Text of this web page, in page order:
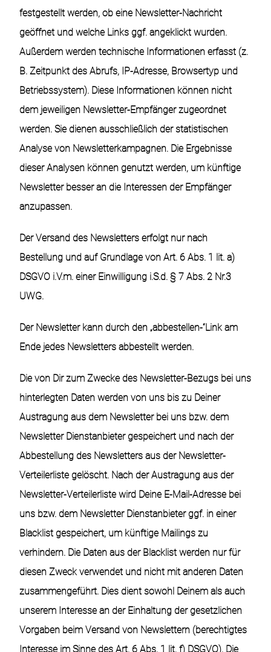
festgestellt werden, ob eine Newsletter-Nachricht
geöffnet und welche Links ggf. angeklickt wurden.
Außerdem werden technische Informationen erfasst (z.
B. Zeitpunkt des Abrufs, IP-Adresse, Browsertyp und
Betriebssystem). Diese Informationen können nicht
dem jeweiligen Newsletter-Empfänger zugeordnet
werden. Sie dienen ausschließlich der statistischen
Analyse von Newsletterkampagnen. Die Ergebnisse
dieser Analysen können genutzt werden, um künftige
Newsletter besser an die Interessen der Empfänger
anzupassen.
Der Versand des Newsletters erfolgt nur nach
Bestellung und auf Grundlage von Art. 6 Abs. 1 lit. a)
DSGVO i.V.m. einer Einwilligung i.S.d. § 7 Abs. 2 Nr.3
UWG.
Der Newsletter kann durch den „abbestellen-“Link am
Ende jedes Newsletters abbestellt werden.
Die von Dir zum Zwecke des Newsletter-Bezugs bei uns
hinterlegten Daten werden von uns bis zu Deiner
Austragung aus dem Newsletter bei uns bzw. dem
Newsletter Dienstanbieter gespeichert und nach der
Abbestellung des Newsletters aus der Newsletter-
Verteilerliste gelöscht. Nach der Austragung aus der
Newsletter-Verteilerliste wird Deine E-Mail-Adresse bei
uns bzw. dem Newsletter Dienstanbieter ggf. in einer
Blacklist gespeichert, um künftige Mailings zu
verhindern. Die Daten aus der Blacklist werden nur für
diesen Zweck verwendet und nicht mit anderen Daten
zusammengeführt. Dies dient sowohl Deinem als auch
unserem Interesse an der Einhaltung der gesetzlichen
Vorgaben beim Versand von Newslettern (berechtigtes
Interesse im Sinne des Art. 6 Abs. 1 lit. f) DSGVO). Die